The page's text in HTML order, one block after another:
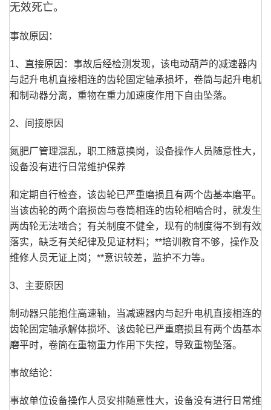
无效死亡。
事故原因：
1、直接原因：事故后经检测发现，该电动葫芦的减速器内
与起升电机直接相连的齿轮固定轴承损坏，卷筒与起升电机
和制动器分离，重物在重力加速度作用下自由坠落。
2、间接原因
氮肥厂管理混乱，职工随意换岗，设备操作人员随意性大，
设备没有进行日常维护保养
和定期自行检查，该齿轮已严重磨损且有两个齿基本磨平。
当该齿轮的两个磨损齿与卷筒相连的齿轮相啮合时，就发生
两齿轮无法啮合；有关制度不健全，现有的制度得不到有效
落实，缺乏有关纪律及见证材料；**培训教育不够，操作及
维修人员无证上岗；**意识较差，监护不力等。
3、主要原因
制动器只能抱住高速轴，当减速器内与起升电机直接相连的
齿轮固定轴承解体损坏、该齿轮已严重磨损且有两个齿基本
磨平时，卷筒在重物重力作用下失控，导致重物坠落。
事故结论：
事故单位设备操作人员安排随意性大，设备没有进行日常维